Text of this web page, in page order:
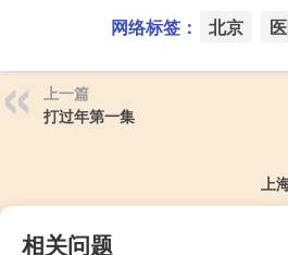
网络标签： 北京
上一篇
打过年第一集
上
相关问题